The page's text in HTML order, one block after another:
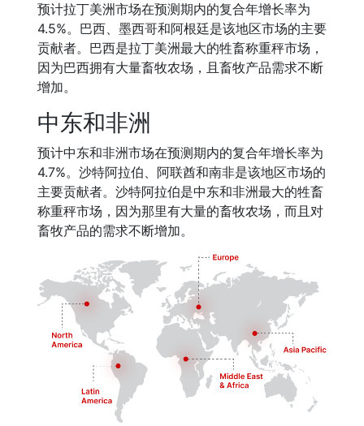
预计拉丁美洲市场在预测期内的复合年增长率为
4.5%。巴西、墨西哥和阿根廷是该地区市场的主要
贡献者。巴西是拉丁美洲最大的牲畜称重秤市场，
因为巴西拥有大量畜牧农场，且畜牧产品需求不断
增加。
中东和非洲
预计中东和非洲市场在预测期内的复合年增长率为
4.7%。沙特阿拉伯、阿联酋和南非是该地区市场的
主要贡献者。沙特阿拉伯是中东和非洲最大的牲畜
称重秤市场，因为那里有大量的畜牧农场，而且对
畜牧产品的需求不断增加。